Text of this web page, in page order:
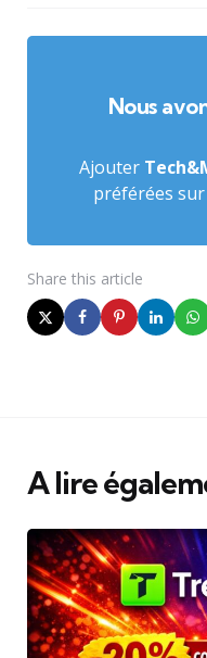
Nous
Ajouter
préférées
Share this article
A lire